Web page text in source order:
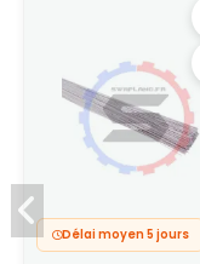
Délai moyen 5 jours